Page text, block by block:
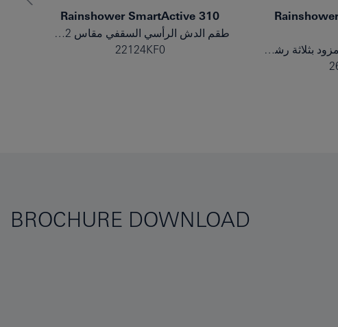
طقم الحامل الحائطي المزود بثلاثة رشاشات
Rainshower SmartActive 310
طقم الدش الرأسي السقفي مقاس 142 مم، المزود برشاشين
22124KF0
BROCHURE DOWNLOAD